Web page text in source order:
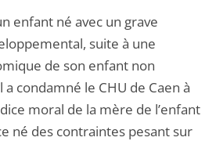
enfant né avec un grave
suite à une
de son enfant non
condamné le CHU de Caen à
moral de la mère de l’enfant
né des contraintes pesant sur